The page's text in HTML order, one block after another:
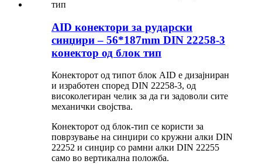
AID конектори за рударски
синџири – 56*187mm DIN 22258-3
конектор од блок тип
Конекторот од типот блок AID е дизајниран
и изработен според DIN 22258-3, од
високолегиран челик за да ги задоволи сите
механички својства.
Конекторот од блок-тип се користи за
поврзување на синџири со кружни алки DIN
22252 и синџир со рамни алки DIN 22255
само во вертикална положба.